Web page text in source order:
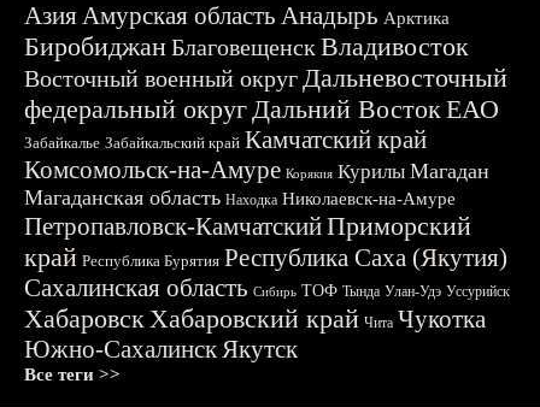
АзияАмурская область Анадырь Арктика
БиробиджанБлаговещенскВладивосток
Восточный военный округДальневосточный
федеральный округДальний ВостокЕАО
Забайкалье Забайкальский край Камчатский край
Комсомольск-на-Амуре Корякия Курилы Магадан
Магаданская область Находка Николаевск-на-Амуре
Петропавловск-КамчатскийПриморский
край Республика Бурятия Республика Саха (Якутия)
Сахалинская область Сибирь ТОФ Тында Улан-Удэ Уссурийск
ХабаровскХабаровский край Чита Чукотка
Южно-СахалинскЯкутск
Все теги >>